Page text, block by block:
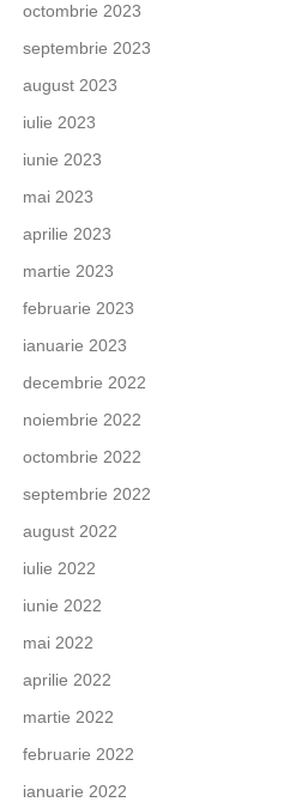
octombrie 2023
septembrie 2023
august 2023
iulie 2023
iunie 2023
mai 2023
aprilie 2023
martie 2023
februarie 2023
ianuarie 2023
decembrie 2022
noiembrie 2022
octombrie 2022
septembrie 2022
august 2022
iulie 2022
iunie 2022
mai 2022
aprilie 2022
martie 2022
februarie 2022
ianuarie 2022